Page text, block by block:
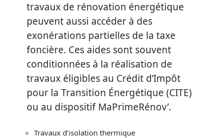
travaux de rénovation énergétique
peuvent aussi accéder à des
exonérations partielles de la taxe
foncière. Ces aides sont souvent
conditionnées à la réalisation de
travaux éligibles au Crédit d’Impôt
pour la Transition Énergétique (CITE)
ou au dispositif MaPrimeRénov’.
Travaux d’isolation thermique